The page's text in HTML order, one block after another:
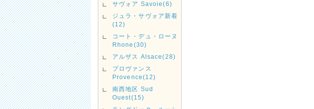
サヴォア Savoie(6)
ジュラ・サヴォア新着
(12)
コート・デュ・ローヌ
Rhone(30)
アルザス Alsace(28)
プロヴァンス
Provence(12)
南西地区 Sud
Ouest(15)